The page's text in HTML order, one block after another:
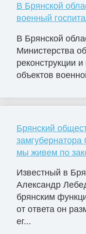
В Брянской
военный
В Брянской
Министерства
реконструкции
объектов
Брянский
мы живем по
Известный в
Александр
брянским
от ответа он
ег...